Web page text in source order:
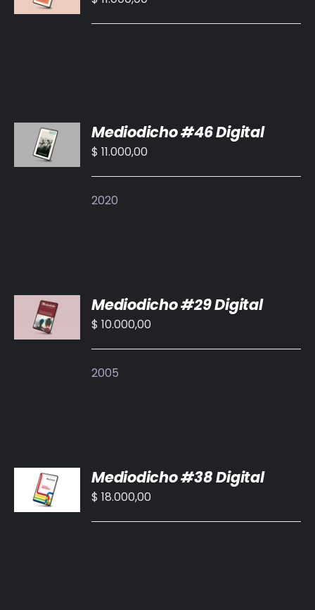
/
AL
CARRITO
/
Mediodicho #46 Digital
$ 11.000,00
2020
AL
CARRITO
/
Mediodicho #29 Digital
$ 10.000,00
2005
AL
CARRITO
/
Mediodicho #38 Digital
$ 18.000,00